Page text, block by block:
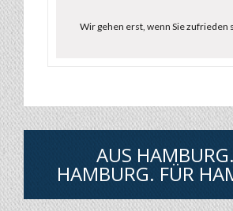
Wir gehen erst, wenn Sie zufrieden
AUS
HAMBURG. FÜR